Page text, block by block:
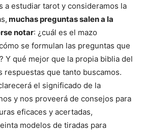
a estudiar tarot y consideramos la
muchas preguntas salen a la
notar: ¿cuál es el mazo
se formulan las preguntas que
Y qué mejor que la propia biblia del
respuestas que tanto buscamos.
el significado de la
y nos proveerá de consejos para
eficaces y acertadas,
modelos de tiradas para